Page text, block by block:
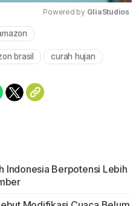
Powered by GliaStudios
brasil curah hujan
Indonesia Berpotensi Lebih